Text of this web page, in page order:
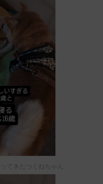
てきたつくねちゃん